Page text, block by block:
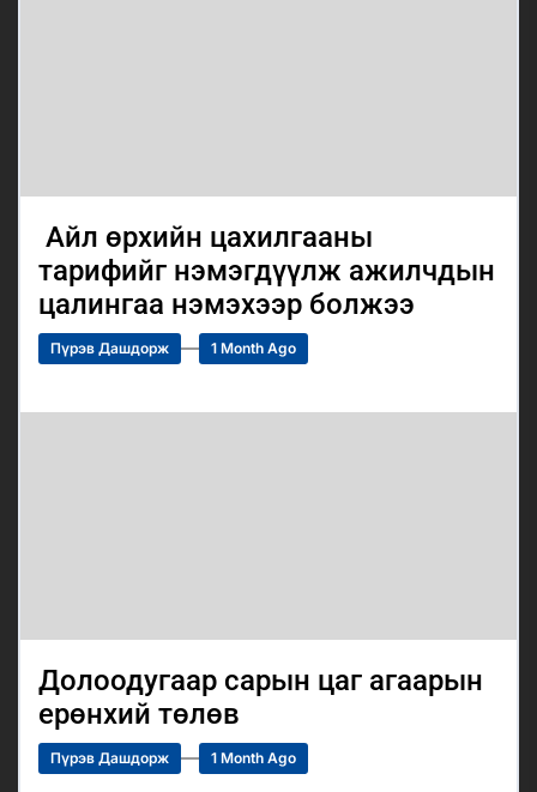
Айл өрхийн цахилгааны
тарифийг нэмэгдүүлж ажилчдын
цалингаа нэмэхээр болжээ
Пүрэв Дашдорж 1 Month Ago
Долоодугаар сарын цаг агаарын
ерөнхий төлөв
Пүрэв Дашдорж 1 Month Ago